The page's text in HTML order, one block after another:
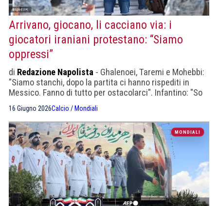
Arrivano, giocano, li cacciano via: i
giocatori iraniani protestano: “Siamo
oppressi”
di Redazione Napolista - Ghalenoei, Taremi e Mohebbi:
"Siamo stanchi, dopo la partita ci hanno rispediti in
Messico. Fanno di tutto per ostacolarci". Infantino: "So
cosa state passando"
16 Giugno 2026Calcio / Mondiali
MONDIALI